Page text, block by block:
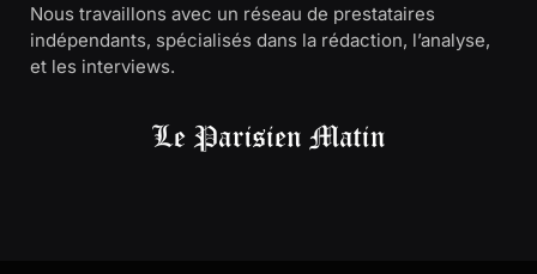
Nous travaillons avec un réseau de prestataires
indépendants, spécialisés dans la rédaction, l’analyse,
et les interviews.